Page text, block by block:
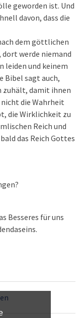
geworden ist. Und
davon, dass die
dem göttlichen
dort werde niemand
leiden und keinem
Bibel sagt auch,
zuhält, damit ihnen
die Wahrheit
die Wirklichkeit zu
Reich und
das Reich Gottes
Besseres für uns